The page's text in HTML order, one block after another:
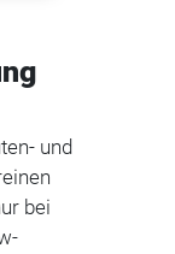
und
bei